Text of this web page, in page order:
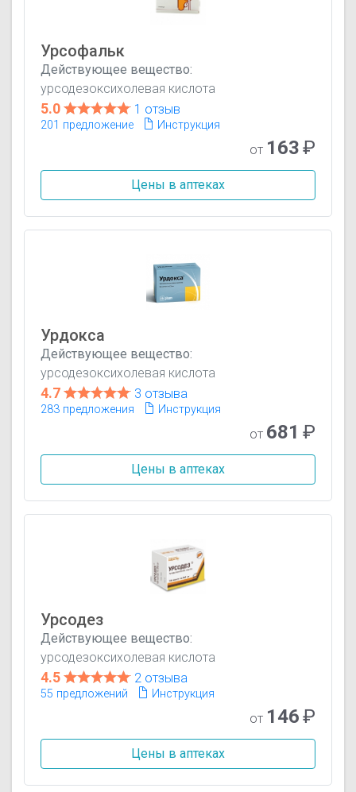
Урсофальк
Действующее вещество:
урсодезоксихолевая кислота
5.0 1 отзыв
201 предложение Инструкция
от 163₽
Цены в аптеках
Урдокса
Действующее вещество:
урсодезоксихолевая кислота
4.7 3 отзыва
283 предложения Инструкция
от 681 ₽
Цены в аптеках
Урсодез
Действующее вещество:
урсодезоксихолевая кислота
4.5 2 отзыва
55 предложений Инструкция
от 146₽
Цены в аптеках